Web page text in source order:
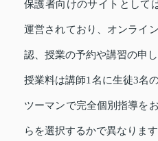
保護者向けのサイトとして
運営されており、オンライ
認、授業の予約や講習の申
授業料は講師1名に生徒3名
ツーマンで完全個別指導を
らを選択するかで異なります